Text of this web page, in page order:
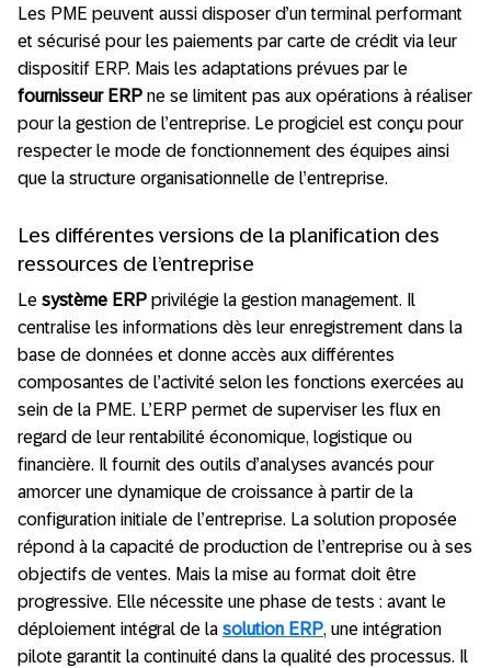
Les PME peuvent aussi disposer d’un terminal performant
et sécurisé pour les paiements par carte de crédit via leur
dispositif ERP. Mais les adaptations prévues par le
fournisseur ERP ne se limitent pas aux opérations à réaliser
pour la gestion de l’entreprise. Le progiciel est conçu pour
respecter le mode de fonctionnement des équipes ainsi
que la structure organisationnelle de l’entreprise.
Les différentes versions de la planification des
ressources de l’entreprise
Le système ERP privilégie la gestion management. Il
centralise les informations dès leur enregistrement dans la
base de données et donne accès aux différentes
composantes de l’activité selon les fonctions exercées au
sein de la PME. L’ERP permet de superviser les flux en
regard de leur rentabilité économique, logistique ou
financière. Il fournit des outils d’analyses avancés pour
amorcer une dynamique de croissance à partir de la
configuration initiale de l’entreprise. La solution proposée
répond à la capacité de production de l’entreprise ou à ses
objectifs de ventes. Mais la mise au format doit être
progressive. Elle nécessite une phase de tests : avant le
déploiement intégral de la solution ERP, une intégration
pilote garantit la continuité dans la qualité des processus. Il